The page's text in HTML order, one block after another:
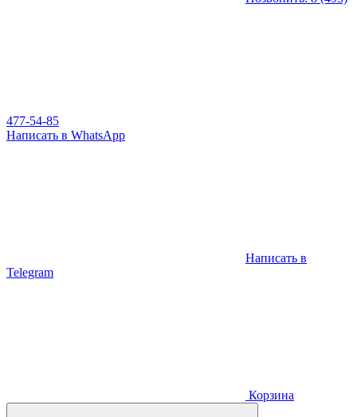
477-54-85
Написать в WhatsApp
Написать в
Telegram
Корзина